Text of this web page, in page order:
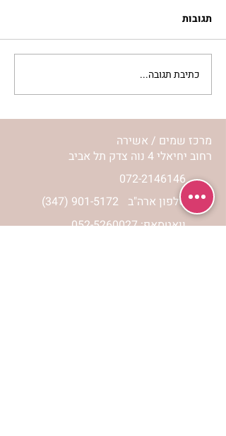
נורית אילון הירש מארחת
את חני ויינרוט ומיכל כהן חי
בשיח נשי מרגש
תגובות
כתיבת תגובה...
מרכז שמים / אשירה
רחוב יחיאלי 4 נוה צדק תל אביב
072-2146146
(347) 901-5172 טלפון ארה"ב
וואטסאפ: 052-5260027